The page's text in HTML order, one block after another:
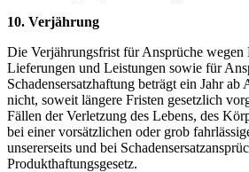
10. Verjährung
Die Verjährungsfrist für Ansprüche wegen
Lieferungen und Leistungen sowie für
Schadensersatzhaftung beträgt ein Jahr
nicht, soweit längere Fristen gesetzlich
Fällen der Verletzung des Lebens, des
bei einer vorsätzlichen oder grob
unsererseits und bei
Produkthaftungsgesetz.